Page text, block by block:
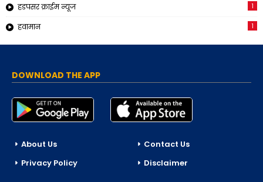
हडपसर क्राईम न्यूज 1
हवामान 1
DOWNLOAD THE APP
About Us
Contact Us
Privacy Policy
Disclaimer